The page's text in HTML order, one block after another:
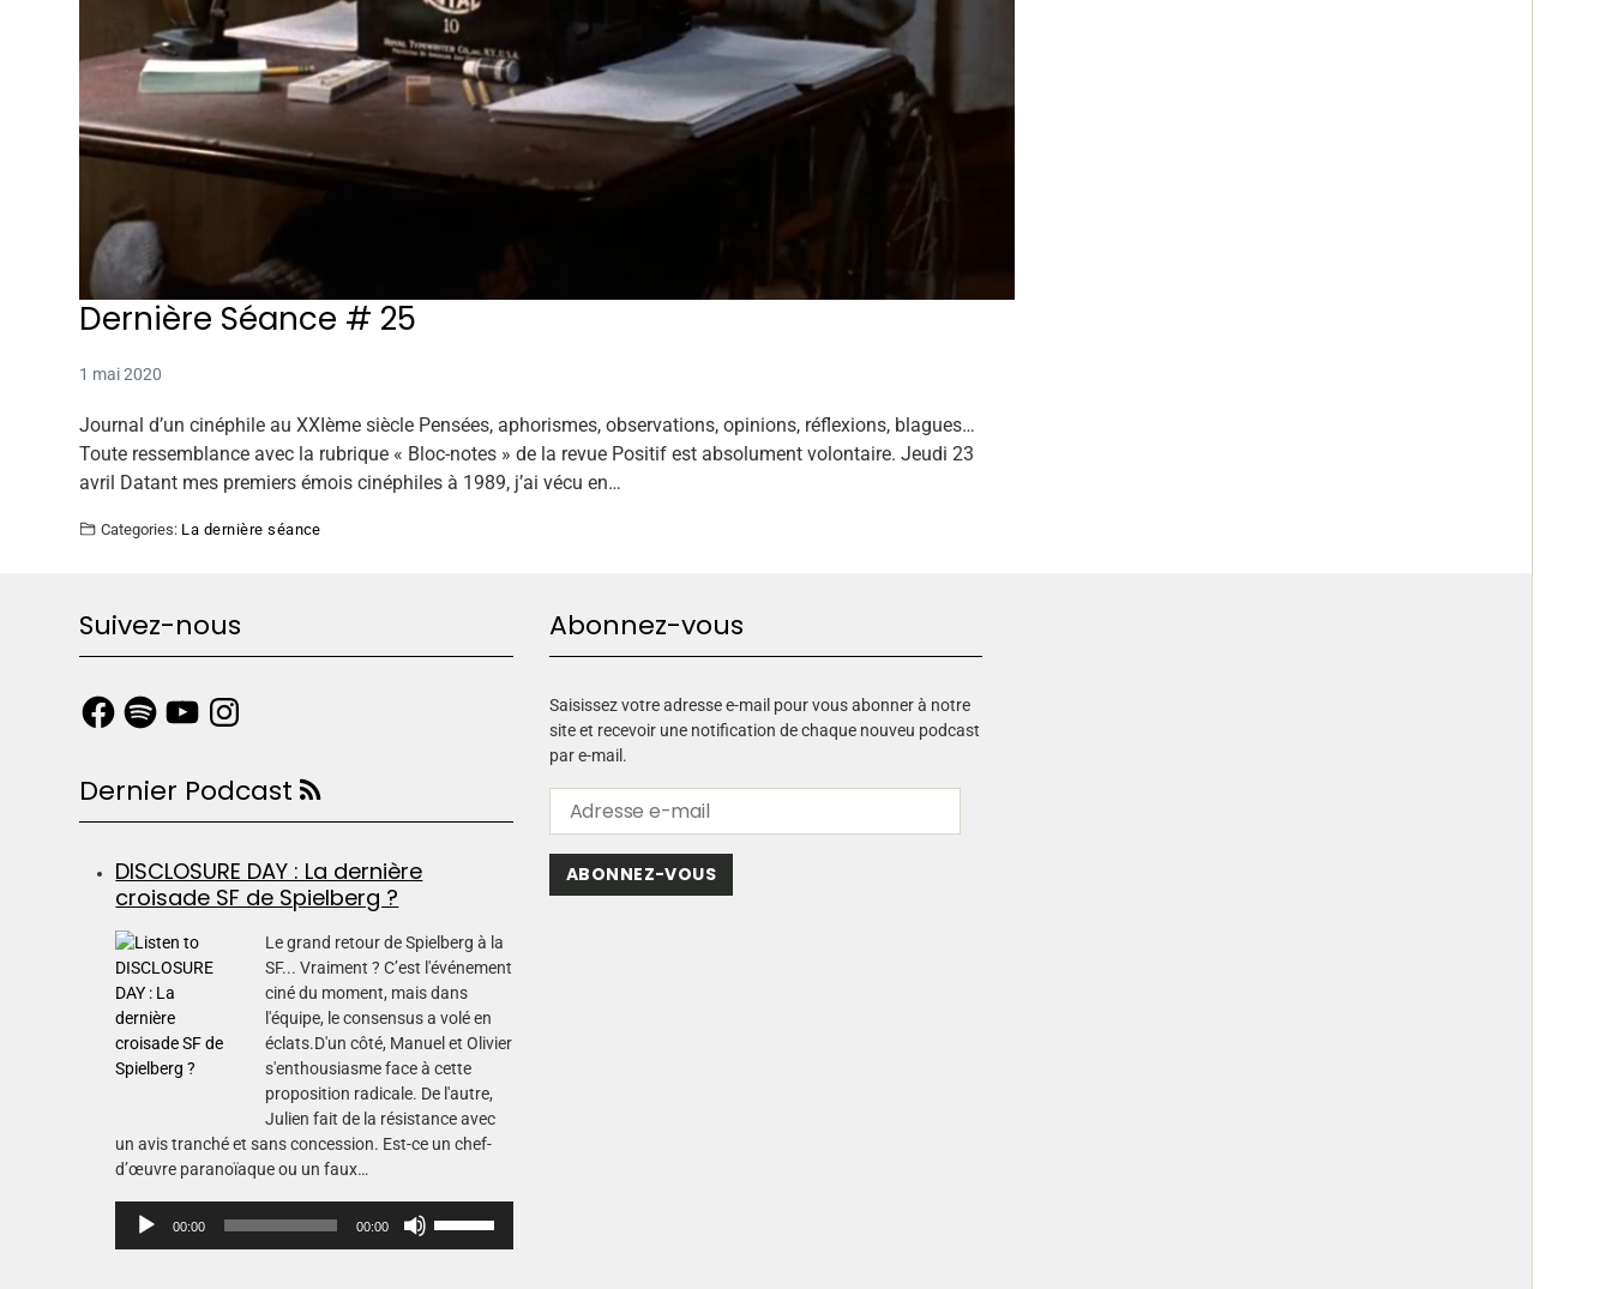
Dernière Séance # 25
1 mai 2020
Journal d’un cinéphile au XXIème siècle Pensées, aphorismes, observations, opinions, réflexions, blagues…
Toute ressemblance avec la rubrique « Bloc-notes » de la revue Positif est absolument volontaire. Jeudi 23
avril Datant mes premiers émois cinéphiles à 1989, j’ai vécu en…
Categories: La dernière séance
Suivez-nous
Dernier Podcast
DISCLOSURE DAY : La dernière
croisade SF de Spielberg ?
Le grand retour de Spielberg à la
SF... Vraiment ? C’est l'événement
ciné du moment, mais dans
l'équipe, le consensus a volé en
éclats.D'un côté, Manuel et Olivier
s'enthousiasme face à cette
proposition radicale. De l'autre,
Julien fait de la résistance avec
un avis tranché et sans concession. Est-ce un chef-
d’œuvre paranoïaque ou un faux…
00:00 00:00
Abonnez-vous
Saisissez votre adresse e-mail pour vous abonner à notre
site et recevoir une notification de chaque nouveu podcast
par e-mail.
ABONNEZ-VOUS